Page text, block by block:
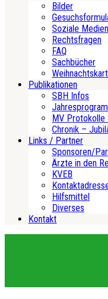
Bilder
Soziale Medien
Rechtsfragen
FAQ
Sachbücher
Publikationen
SBH Infos
MV Protokolle
Chronik –
Links / Partner
Sponsoren/
Ärzte in den
KVEB
Hilfsmittel
Diverses
Kontakt